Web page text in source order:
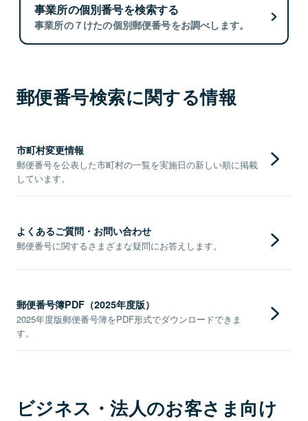
事業所の個別番号を検索する
事業所の７けたの個別郵便番号をお調べします。
郵便番号検索に関する情報
市町村変更情報
郵便番号を公表した市町村の一覧を実施日の新しい順に掲載
しています。
よくあるご質問・お問い合わせ
郵便番号に関するさまざまな疑問にお答えします。
郵便番号簿PDF（2025年度版）
2025年度版郵便番号簿をPDF形式でダウンロードできま
す。
ビジネス・法人のお客さま向け